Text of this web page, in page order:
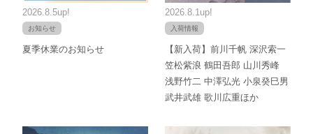
2026.8.5up!
お知らせ
夏季休業のお知らせ
2026.8.1up!
入荷情報
【新入荷】前川千帆 深沢索一
笠松紫浪 鶴田吾郎 山川秀峰
浅野竹二 中澤弘光 小泉癸巳男
武井武雄 歌川広重ほか